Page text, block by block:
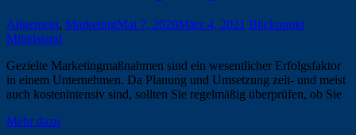
Allgemein, MarketingMai 7, 2020März 4, 2021 Blickpunkt
Mittelstand
Gezielte Marketingmaßnahmen sind ein wesentlicher Erfolgsfaktor
in einem Unternehmen. Da Planung und Umsetzung zeit- und meist
auch kostenintensiv sind, sollten Sie regelmäßig überprüfen, ob Sie
Mehr dazu